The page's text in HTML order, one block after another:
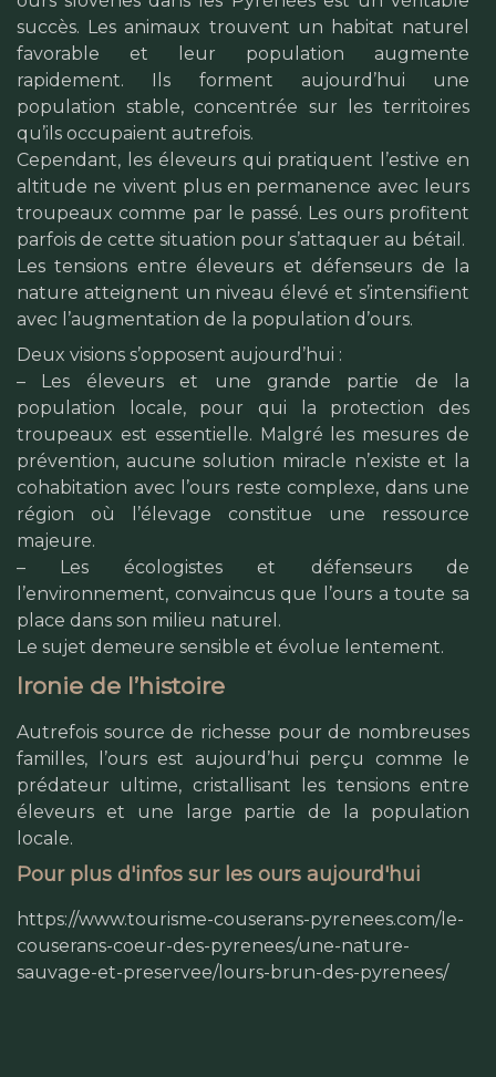
succès. Les animaux trouvent un habitat naturel
favorable et leur population augmente
rapidement. Ils forment aujourd’hui une
population stable, concentrée sur les territoires
qu’ils occupaient autrefois.
Cependant, les éleveurs qui pratiquent l’estive en
altitude ne vivent plus en permanence avec leurs
troupeaux comme par le passé. Les ours profitent
parfois de cette situation pour s’attaquer au bétail.
Les tensions entre éleveurs et défenseurs de la
nature atteignent un niveau élevé et s’intensifient
avec l’augmentation de la population d’ours.
Deux visions s’opposent aujourd’hui :
– Les éleveurs et une grande partie de la
population locale, pour qui la protection des
troupeaux est essentielle. Malgré les mesures de
prévention, aucune solution miracle n’existe et la
cohabitation avec l’ours reste complexe, dans une
région où l’élevage constitue une ressource
majeure.
– Les écologistes et défenseurs de
l’environnement, convaincus que l’ours a toute sa
place dans son milieu naturel.
Le sujet demeure sensible et évolue lentement.
Ironie de l’histoire
Autrefois source de richesse pour de nombreuses
familles, l’ours est aujourd’hui perçu comme le
prédateur ultime, cristallisant les tensions entre
éleveurs et une large partie de la population
locale.
Pour plus d'infos sur les ours aujourd'hui
https://www.tourisme-couserans-pyrenees.com/le-
couserans-coeur-des-pyrenees/une-nature-
sauvage-et-preservee/lours-brun-des-pyrenees/